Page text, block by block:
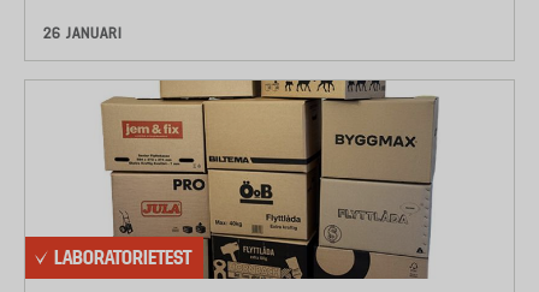
26 JANUARI
LABORATORIETEST